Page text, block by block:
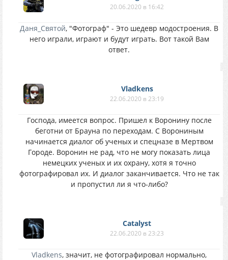
20.06.2020 в 16:42
Даня_Святой, "Фотограф" - Это шедевр модостроения. В
него играли, играют и будут играть. Вот такой Вам
ответ.
Vladkens
22.06.2020 в 23:19
Господа, имеется вопрос. Пришел к Воронину после
беготни от Брауна по переходам. С Ворониным
начинается диалог об ученых и спецназе в Мертвом
Городе. Воронин не рад, что не могу показать лица
немецких ученых и их охрану, хотя я точно
фотографировал их. И диалог заканчивается. Что не так
и пропустил ли я что-либо?
Catalyst
22.06.2020 в 23:23
Vladkens, значит, не фотографировал нормально,